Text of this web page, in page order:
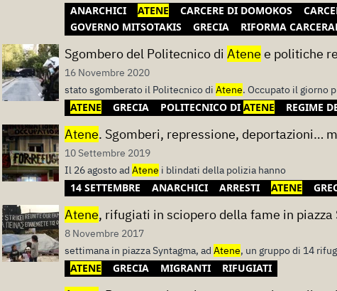
ANARCHICI ATENE CARCERE DI DOMOKOS
GOVERNO MITSOTAKIS
GRECIA RIFORMA
Sgombero del Politecnico di Atene e politiche
16 Novembre 2020
stato sgomberato il Politecnico di Atene. Occupato il giorno
ATENE GRECIA POLITECNICO DI ATENE REGIME
Atene. Sgomberi, repressione, deportazioni…
10 Settembre 2019
Il 26 agosto ad Atene i blindati della polizia hanno
14 SETTEMBRE ANARCHICI ARRESTI ATENE
Atene, rifugiati in sciopero della fame in piazza
8 Novembre 2017
settimana in piazza Syntagma, ad Atene, un gruppo di 14
ATENE GRECIA MIGRANTI RIFUGIATI